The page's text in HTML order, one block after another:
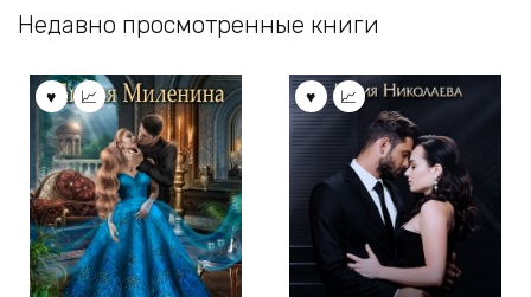
Недавно просмотренные книги